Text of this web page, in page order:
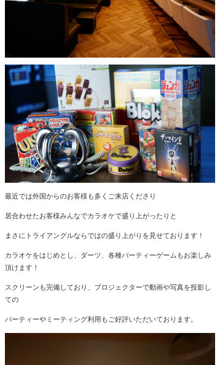
最近では外国からのお客様も多くご来店くださり
居合わせたお客様みんなでカラオケで盛り上がったりと
まさにトライアングルならではの盛り上がりを見せております！
カラオケをはじめとし、ダーツ、各種パーティーゲームもお楽しみ
頂けます！
スクリーンも完備しており、プロジェクターで動画や写真を投影し
ての
パーティーやミーティング利用もご好評いただいております。